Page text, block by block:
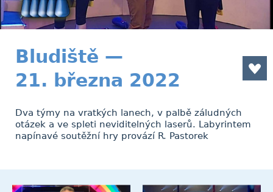
Bludiště —
21. března 2022
Dva týmy na vratkých lanech, v palbě záludných
otázek a ve spleti neviditelných laserů. Labyrintem
napínavé soutěžní hry provází R. Pastorek